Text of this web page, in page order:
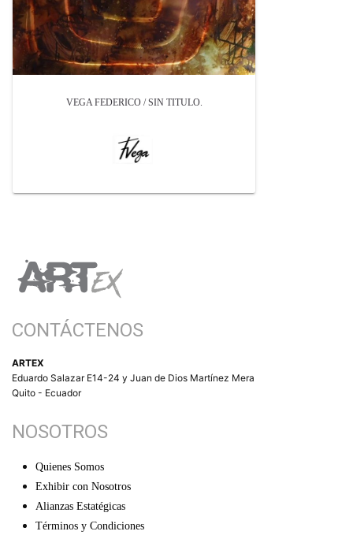
VEGA FEDERICO / SIN TITULO.
CONTÁCTENOS
ARTEX
Eduardo Salazar E14-24 y Juan de Dios Martínez Mera
Quito - Ecuador
NOSOTROS
Quienes Somos
Exhibir con Nosotros
Alianzas Estatégicas
Términos y Condiciones